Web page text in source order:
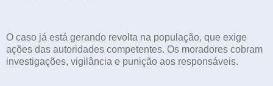
O caso já está gerando revolta na população, que exige
ações das autoridades competentes. Os moradores cobram
investigações, vigilância e punição aos responsáveis.